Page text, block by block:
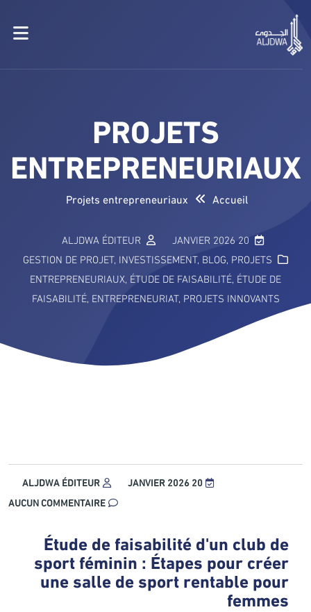
PROJETS
ENTREPRENEURIAUX
Accueil
Projets entrepreneuriaux
20 JANVIER 2026
ALJDWA ÉDITEUR
GESTION DE PROJET, INVESTISSEMENT, BLOG, PROJETS
ENTREPRENEURIAUX, ÉTUDE DE FAISABILITÉ, ÉTUDE DE
FAISABILITÉ, ENTREPRENEURIAT, PROJETS INNOVANTS
20 JANVIER 2026
ALJDWA ÉDITEUR
AUCUN COMMENTAIRE
Étude de faisabilité d'un club de
sport féminin : Étapes pour créer
une salle de sport rentable pour
femmes